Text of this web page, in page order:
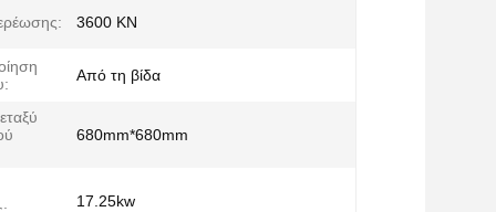
3600 KN
Από τη βίδα
680mm*680mm
17.25kw